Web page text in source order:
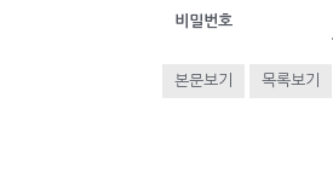
비밀번호
본문보기 목록보기